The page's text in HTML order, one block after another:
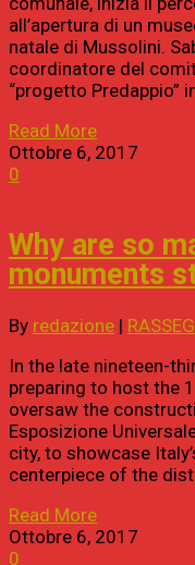
all’apertura di un
natale di Mussolini.
coordinatore del
“progetto Predappio”
Read More
Ottobre 6, 2017
0
Why are so
monuments
By redazione |
In the late nineteen-
preparing to host the
oversaw the
Esposizione
city, to showcase
centerpiece of the
Read More
Ottobre 6, 2017
0